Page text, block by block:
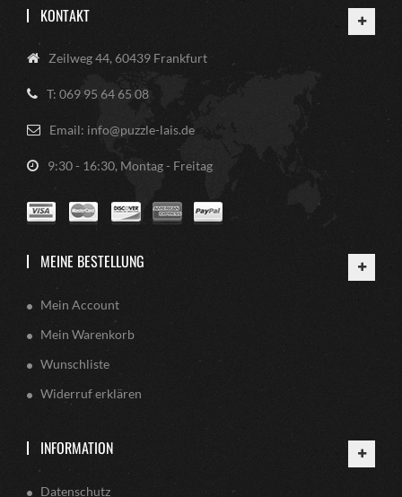
KONTAKT
Zeilweg 44, 60439 Frankfurt
T: 069 95 64 65 08
Email: info@puzzle-lais.de
9:30 - 16:30, Montag - Freitag
MEINE BESTELLUNG
Mein Account
Mein Warenkorb
Wunschliste
Widerruf erklären
INFORMATION
Datenschutz